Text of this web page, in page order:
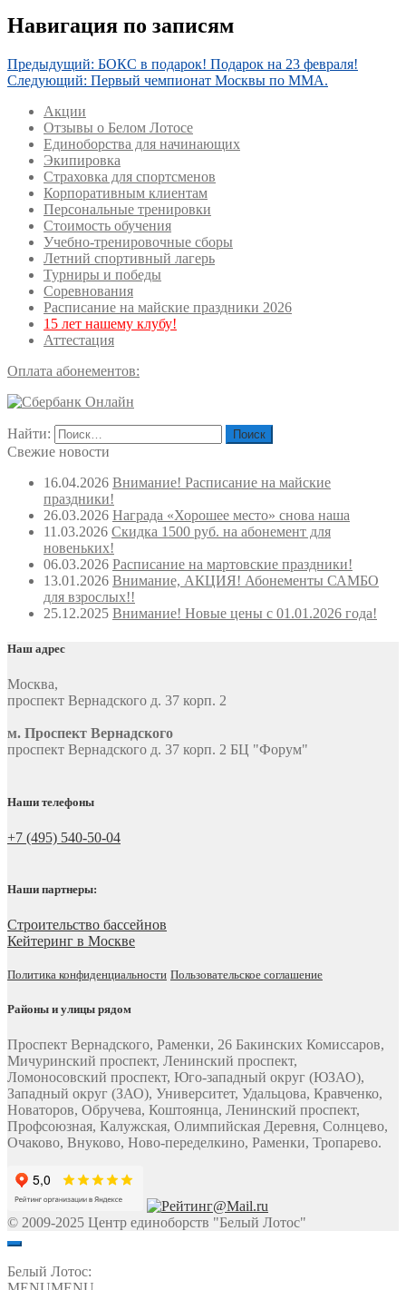
Навигация по записям
Предыдущий: БОКС в подарок! Подарок на 23 февраля!
Следующий: Первый чемпионат Москвы по ММА.
Акции
Отзывы о Белом Лотосе
Единоборства для начинающих
Экипировка
Страховка для спортсменов
Корпоративным клиентам
Персональные тренировки
Стоимость обучения
Учебно-тренировочные сборы
Летний спортивный лагерь
Турниры и победы
Соревнования
Расписание на майские праздники 2026
15 лет нашему клубу!
Аттестация
Оплата абонементов:
Найти:
Свежие новости
16.04.2026 Внимание! Расписание на майские
праздники!
26.03.2026 Награда «Хорошее место» снова наша
11.03.2026 Скидка 1500 руб. на абонемент для
новеньких!
06.03.2026 Расписание на мартовские праздники!
13.01.2026 Внимание, АКЦИЯ! Абонементы САМБО
для взрослых!!
25.12.2025 Внимание! Новые цены с 01.01.2026 года!
Наш адрес
Москва,
проспект Вернадского д. 37 корп. 2
м. Проспект Вернадского
проспект Вернадского д. 37 корп. 2 БЦ "Форум"
Наши телефоны
+7 (495) 540-50-04
Наши партнеры:
Строительство бассейнов
Кейтеринг в Москве
Политика конфиденциальности Пользовательское соглашение
Районы и улицы рядом
Проспект Вернадского, Раменки, 26 Бакинских Комиссаров,
Мичуринский проспект, Ленинский проспект,
Ломоносовский проспект, Юго-западный округ (ЮЗАО),
Западный округ (ЗАО), Университет, Удальцова, Кравченко,
Новаторов, Обручева, Коштоянца, Ленинский проспект,
Профсоюзная, Калужская, Олимпийская Деревня, Солнцево,
Очаково, Внуково, Ново-переделкино, Раменки, Тропарево.
© 2009-2025 Центр единоборств "Белый Лотос"
Белый Лотос: